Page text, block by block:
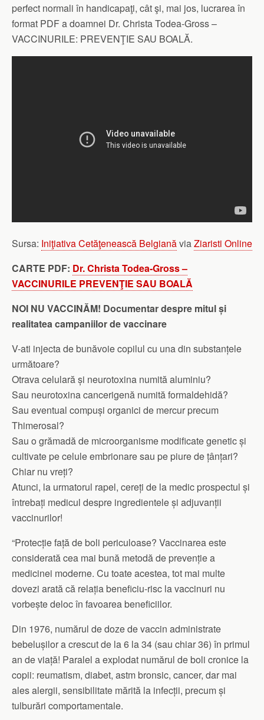
perfect normali în handicapaţi, cât şi, mai jos, lucrarea în
format PDF a doamnei Dr. Christa Todea‑Gross –
VACCINURILE: PREVENŢIE SAU BOALĂ.
Sursa: Iniţiativa Cetăţenească BelgianăviaZiaristi Online
CARTE PDF: Dr. Christa Todea‑Gross –
VACCINURILE PREVENŢIE SAU BOALĂ
NOI NU VACCINĂM! Documentar despre mitul și
realitatea campaniilor de vaccinare
V-ati injecta de bunăvoie copilul cu una din substanțele
următoare?
Otrava celulară și neurotoxina numită aluminiu?
Sau neurotoxina cancerigenă numită formaldehidă?
Sau eventual compuși organici de mercur precum
Thimerosal?
Sau o grămadă de microorganisme modificate genetic și
cultivate pe celule embrionare sau pe piure de țânțari?
Chiar nu vreți?
Atunci, la urmatorul rapel, cereți de la medic prospectul și
întrebați medicul despre ingredientele și adjuvanții
vaccinurilor!
“Protecție față de boli periculoase? Vaccinarea este
considerată cea mai bună metodă de prevenție a
medicinei moderne. Cu toate acestea, tot mai multe
dovezi arată că relația beneficiu-risc la vaccinuri nu
vorbește deloc în favoarea beneficiilor.
Din 1976, numărul de doze de vaccin administrate
bebelușilor a crescut de la 6 la 34 (sau chiar 36) în primul
an de viață! Paralel a explodat numărul de boli cronice la
copii: reumatism, diabet, astm bronsic, cancer, dar mai
ales alergii, sensibilitate mărită la infecții, precum și
tulburări comportamentale.